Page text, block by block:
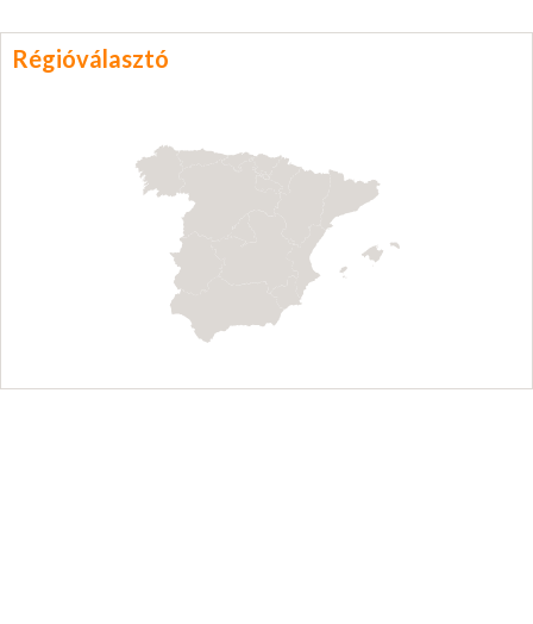
Régióválasztó